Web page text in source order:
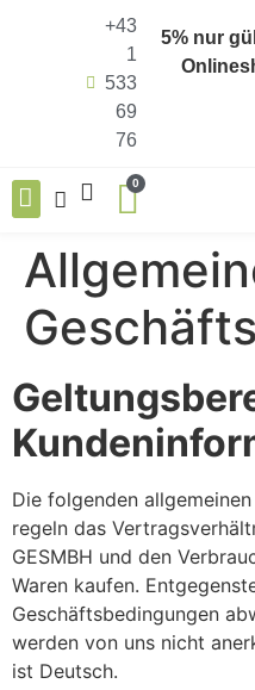
5% nur
+43
1
533
69
76
0
Die folgenden
regeln das
GESMBH und den
Waren kaufen.
Geschäftsbedingungen
werden von uns nicht
ist Deutsch.